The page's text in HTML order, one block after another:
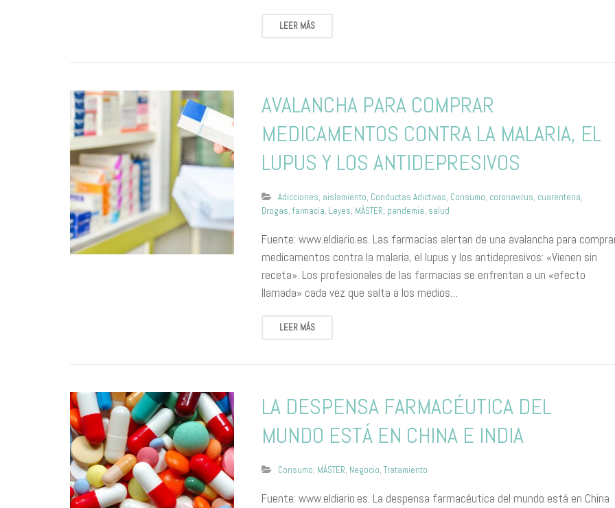
LEER MÁS
AVALANCHA PARA COMPRAR
MEDICAMENTOS CONTRA LA MALARIA, EL
LUPUS Y LOS ANTIDEPRESIVOS
Adicciones, aislamiento, Conductas Adictivas, Consumo, coronavirus, cuarentena,
Drogas,farmacia, Leyes, MÁSTER, pandemia, salud
Fuente: www.eldiario.es. Las farmacias alertan de una avalancha para
medicamentos contra la malaria, el lupus y los antidepresivos: «Vienen sin
receta». Los profesionales de las farmacias se enfrentan a un «efecto
llamada» cada vez que salta a los medios…
LEER MÁS
LA DESPENSA FARMACÉUTICA DEL
MUNDO ESTÁ EN CHINA E INDIA
Consumo, MÁSTER, Negocio,Tratamiento
Fuente: www.eldiario.es. La despensa farmacéutica del mundo está en China